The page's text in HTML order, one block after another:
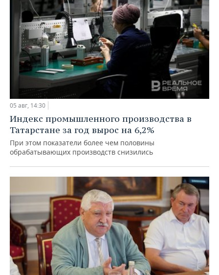
05 авг, 14:30
Индекс промышленного производства в
Татарстане за год вырос на 6,2%
При этом показатели более чем половины
обрабатывающих производств снизились